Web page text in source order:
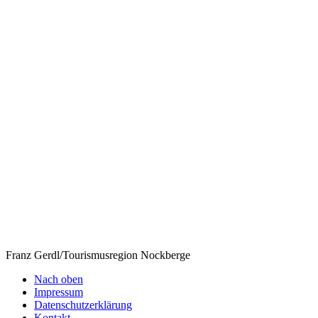
Franz Gerdl/Tourismusregion Nockberge
Nach oben
Impressum
Datenschutzerklärung